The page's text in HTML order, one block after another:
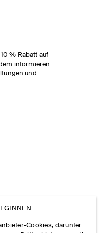
% Rabatt auf
informieren
und
Cookies, darunter